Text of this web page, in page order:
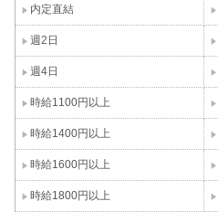
内定直結
週2日
週4日
時給1100円以上
時給1400円以上
時給1600円以上
時給1800円以上